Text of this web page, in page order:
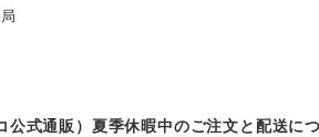
公式通販）夏季休暇中のご注文と配送に